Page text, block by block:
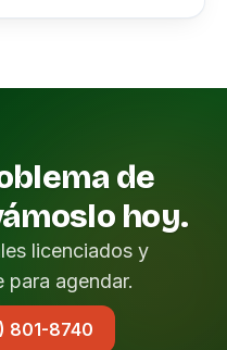
de
hoy.
licenciados y
para agendar.
801-8740